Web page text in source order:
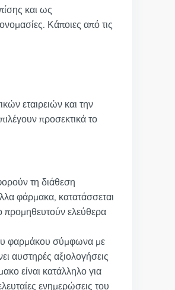
και ως
Κάποιες από τις
εταιρειών και την
προσεκτικά το
τη διάθεση
φάρμακα, κατατάσσεται
προμηθευτούν ελεύθερα
φαρμάκου σύμφωνα με
αυστηρές αξιολογήσεις
είναι κατάλληλο για
ενημερώσεις του